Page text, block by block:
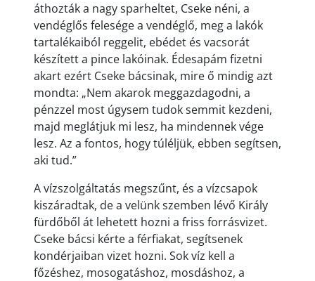
áthozták a nagy sparheltet, Cseke néni, a
vendéglős felesége a vendéglő, meg a lakók
tartalékaiból reggelit, ebédet és vacsorát
készített a pince lakóinak. Édesapám fizetni
akart ezért Cseke bácsinak, mire ő mindig azt
mondta: „Nem akarok meggazdagodni, a
pénzzel most úgysem tudok semmit kezdeni,
majd meglátjuk mi lesz, ha mindennek vége
lesz. Az a fontos, hogy túléljük, ebben segítsen,
aki tud.”
A vízszolgáltatás megszűnt, és a vízcsapok
kiszáradtak, de a velünk szemben lévő Király
fürdőből át lehetett hozni a friss forrásvizet.
Cseke bácsi kérte a férfiakat, segítsenek
kondérjaiban vizet hozni. Sok víz kell a
főzéshez, mosogatáshoz, mosdáshoz, a